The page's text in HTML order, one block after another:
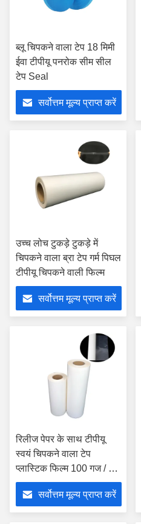
ब्लू चिपकने वाला टेप 18 मिमी
ईवा टीपीयू पनरोक सीम सील
टेप Seal
सर्वोत्तम मूल्य प्राप्त करें
उच्च लोच टुकड़े टुकड़े में
चिपकने वाला ब्रा टेप गर्म पिघल
टीपीयू चिपकने वाली फिल्म
सर्वोत्तम मूल्य प्राप्त करें
रिलीज पेपर के साथ टीपीयू
स्वयं चिपकने वाला टेप
प्लास्टिक फिल्म 100 गज / रोल
क्षार प्रतिरोधी
सर्वोत्तम मूल्य प्राप्त करें